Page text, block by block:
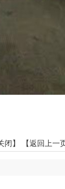
闭】 【返回上一